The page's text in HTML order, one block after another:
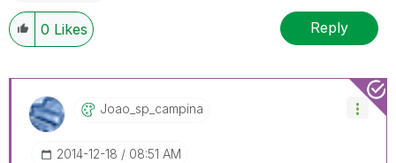
0 Likes Reply
Joao_sp_campina
‎2014-12-18 08:51 AM